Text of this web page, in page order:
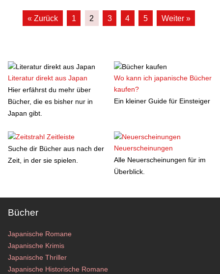
« Zurück 1 2 3 4 5 Weiter »
Literatur direkt aus Japan
Hier erfährst du mehr über
Bücher, die es bisher nur in
Japan gibt.
Wo kann ich japanische Bücher
kaufen?
Ein kleiner Guide für Einsteiger
Zeitleiste
Suche dir Bücher aus nach der
Zeit, in der sie spielen.
Neuerscheinungen
Alle Neuerscheinungen für im
Überblick.
Bücher
Japanische Romane
Japanische Krimis
Japanische Thriller
Japanische Historische Romane